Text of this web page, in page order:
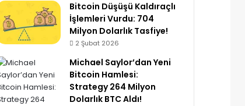
Bitcoin Düşüşü Kaldıraçlı
İşlemleri Vurdu: 704
Milyon Dolarlık Tasfiye!
2 Şubat 2026
Michael Saylor’dan Yeni
Bitcoin Hamlesi:
Strategy 264 Milyon
Dolarlık BTC Aldı!